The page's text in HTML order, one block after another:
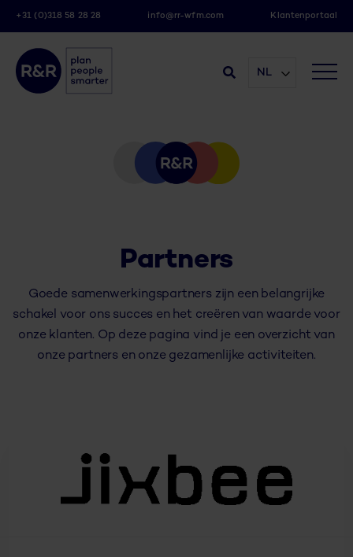
+31 (0)318 58 28 28 info@rr-wfm.com Klantenportaal
NL
Partners
Goede samenwerkingspartners zijn een belangrijke
schakel voor ons succes en het creëren van waarde voor
onze klanten. Op deze pagina vind je een overzicht van
onze partners en onze gezamenlijke activiteiten.